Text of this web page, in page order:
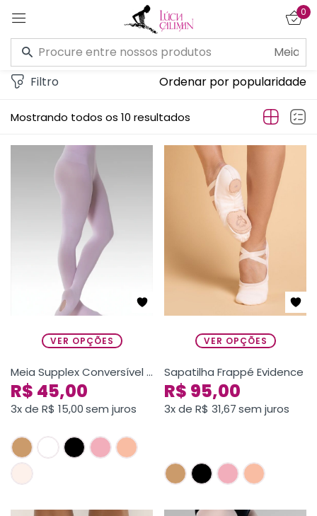
0
Mostrando todos os 10 resultados
Filtro Ordenar por popularidade
VER OPÇÕES
Meia Supplex Conversível Adulto
R$ 45,00
3x de R$ 15,00sem juros
VER OPÇÕES
Sapatilha Frappé Evidence
R$ 95,00
3x de R$ 31,67sem juros
Entrar
Lembre de mim Esqueceu a senha?